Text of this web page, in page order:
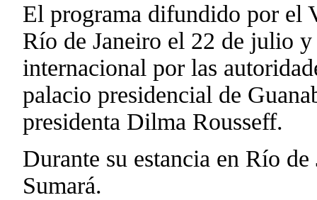
El programa difundido por el
Río de Janeiro el 22 de julio
internacional por las
palacio presidencial de
presidenta Dilma Rousseff.
Durante su estancia en Río
Sumará.